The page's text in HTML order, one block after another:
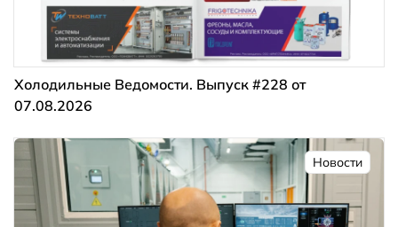
Холодильные Ведомости. Выпуск #228 от
07.08.2026
Новости